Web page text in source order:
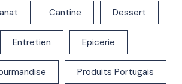
Cantine Dessert
Entretien Epicerie
Produits Portugais